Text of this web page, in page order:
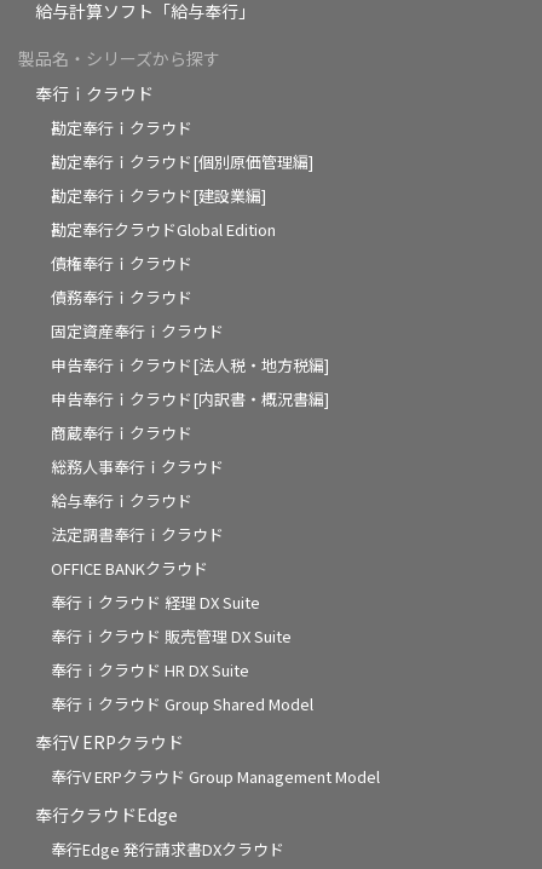
給与計算ソフト「給与奉行」
製品名・シリーズから探す
奉行ｉクラウド
勘定奉行ｉクラウド
勘定奉行ｉクラウド[個別原価管理編]
勘定奉行ｉクラウド[建設業編]
勘定奉行クラウドGlobal Edition
債権奉行ｉクラウド
債務奉行ｉクラウド
固定資産奉行ｉクラウド
申告奉行ｉクラウド[法人税・地方税編]
申告奉行ｉクラウド[内訳書・概況書編]
商蔵奉行ｉクラウド
総務人事奉行ｉクラウド
給与奉行ｉクラウド
法定調書奉行ｉクラウド
OFFICE BANKクラウド
奉行ｉクラウド 経理 DX Suite
奉行ｉクラウド 販売管理 DX Suite
奉行ｉクラウド HR DX Suite
奉行ｉクラウド Group Shared Model
奉行V ERPクラウド
奉行V ERPクラウド Group Management Model
奉行クラウドEdge
奉行Edge 発行請求書DXクラウド